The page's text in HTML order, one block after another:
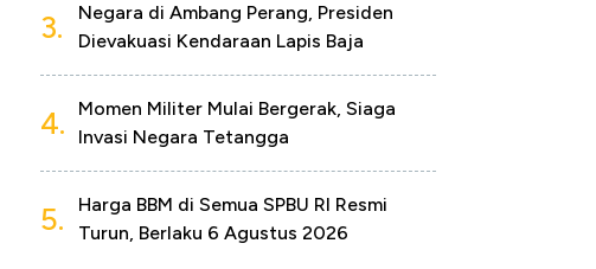
3.
Negara di Ambang Perang, Presiden
Dievakuasi Kendaraan Lapis Baja
4.
Momen Militer Mulai Bergerak, Siaga
Invasi Negara Tetangga
5.
Harga BBM di Semua SPBU RI Resmi
Turun, Berlaku 6 Agustus 2026